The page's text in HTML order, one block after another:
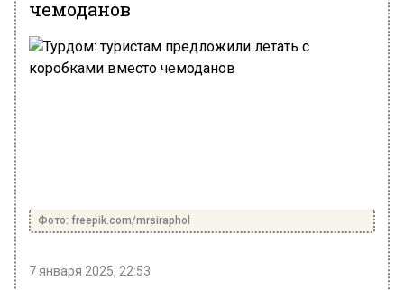
чемоданов
Фото: freepik.com/mrsiraphol
7 января 2025, 22:53